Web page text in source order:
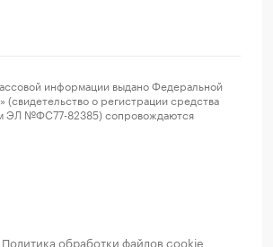
информации выдано Федеральной
о регистрации средства
ЭЛ №ФС77-82385) сопровождаются
Политика обработки файлов cookie